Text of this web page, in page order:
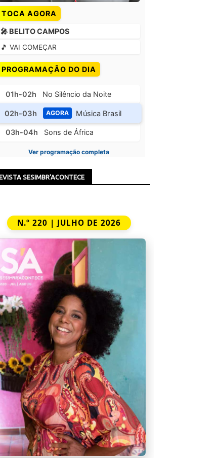
TOCA AGORA
🎤 BELITO CAMPOS
🎵 VAI COMEÇAR
PROGRAMAÇÃO DO DIA
01h-02h No Silêncio da Noite
02h-03h AGORA Música Brasil
03h-04h Sons de África
Ver programação completa
SESIMBR'ACONTECE
N.º 220 | JULHO DE 2026